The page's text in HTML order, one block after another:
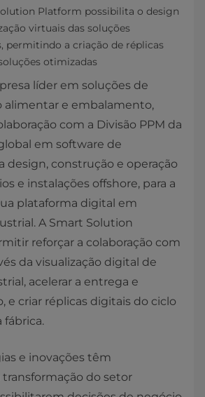
Platform possibilita o design
virtuais das soluções
permitindo a criação de réplicas
otimizadas
líder em soluções de
alimentar e embalamento,
com a Divisão PPM da
em software de
design, construção e operação
e instalações offshore, para a
plataforma digital em
A Smart Solution
reforçar a colaboração com
da visualização digital de
acelerar a entrega e
e criar réplicas digitais do ciclo
fábrica.
e inovações têm
do setor